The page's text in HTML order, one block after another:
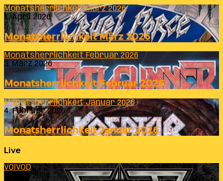
Monatsherrlichkeit März 2026
1. April 2026
Monatsherrlichkeit März 2026
Monatsherrlichkeit Februar 2026
3. März 2026
Monatsherrlichkeit Februar 2026
Monatsherrlichkeit Januar 2026
4. Februar 2026
Monatsherrlichkeit Januar 2026
Live
VOIVOD
23. Juli 2026